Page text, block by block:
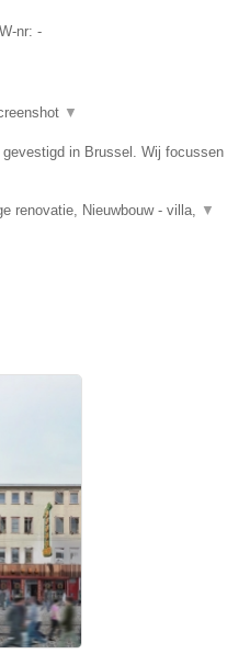
nr: -
▼
in Brussel. Wij focussen
renovatie, Nieuwbouw - villa, ▼